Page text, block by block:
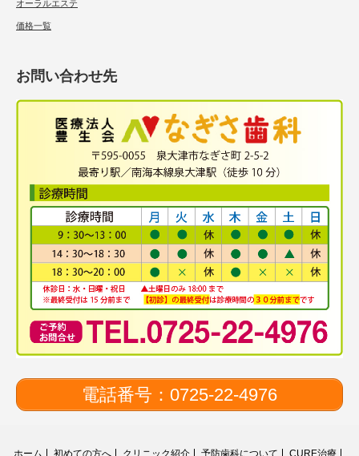
オーラルエステ
価格一覧
お問い合わせ先
電話番号：0725-22-4976
ホーム 初めての方へ クリニック紹介 予防歯科について CURE治療